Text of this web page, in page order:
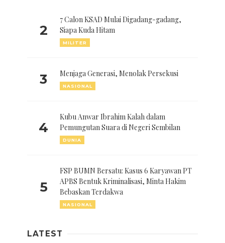
2
7 Calon KSAD Mulai Digadang-gadang,
Siapa Kuda Hitam
MILITER
3 Menjaga Generasi, Menolak Persekusi
NASIONAL
4
Kubu Anwar Ibrahim Kalah dalam
Pemungutan Suara di Negeri Sembilan
DUNIA
5
FSP BUMN Bersatu: Kasus 6 Karyawan PT
APBS Bentuk Kriminalisasi, Minta Hakim
Bebaskan Terdakwa
NASIONAL
LATEST